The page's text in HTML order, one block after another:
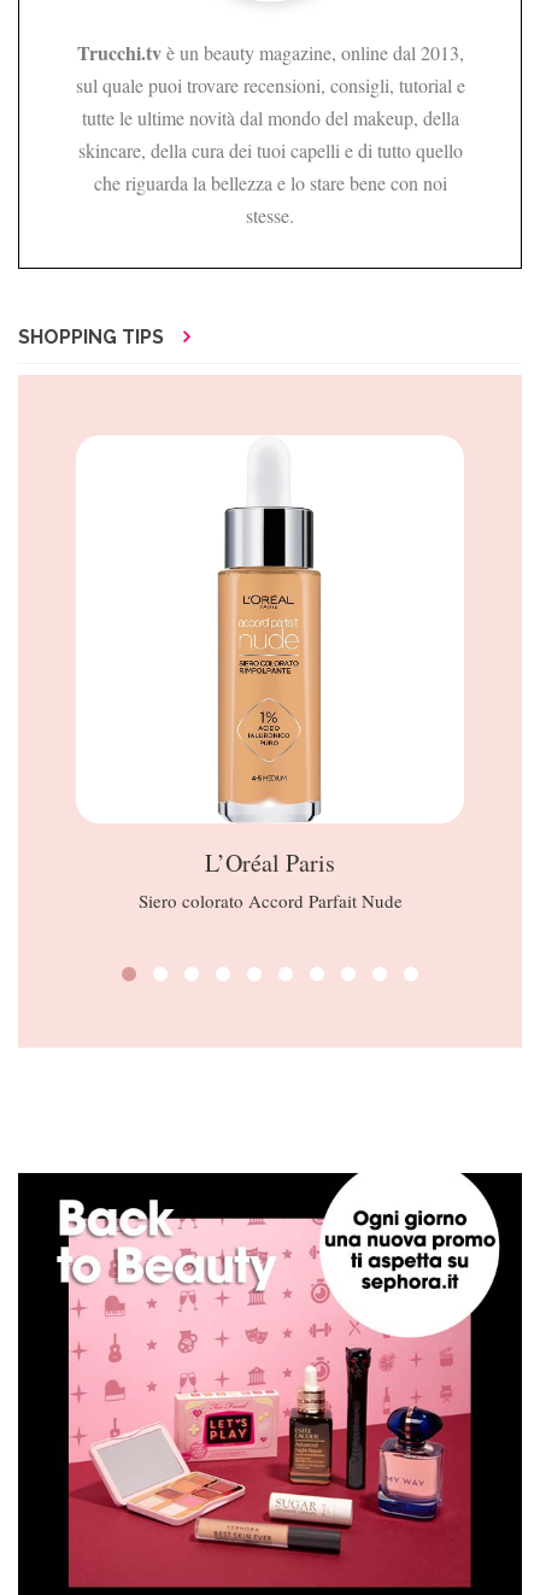
Trucchi.tvè un beauty magazine, online dal 2013,
sul quale puoi trovare recensioni, consigli, tutorial e
tutte le ultime novità dal mondo del makeup, della
skincare, della cura dei tuoi capelli e di tutto quello
che riguarda la bellezza e lo stare bene con noi
stesse.
SHOPPING TIPS
L’Oréal Paris
Siero colorato Accord Parfait Nude